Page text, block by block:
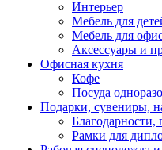
Интерьер
Мебель для
Мебель для
Аксессуары и
Офисная кухня
Кофе
Посуда
Подарки, сувениры,
Рамки для